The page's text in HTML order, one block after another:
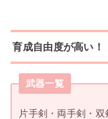
育成自由度が高い！
武器一覧
片手剣・両手剣・